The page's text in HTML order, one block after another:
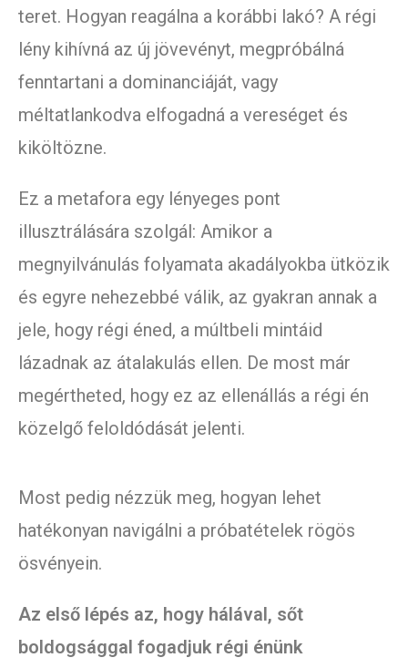
teret. Hogyan reagálna a korábbi lakó? A régi
lény kihívná az új jövevényt, megpróbálná
fenntartani a dominanciáját, vagy
méltatlankodva elfogadná a vereséget és
kiköltözne.
Ez a metafora egy lényeges pont
illusztrálására szolgál: Amikor a
megnyilvánulás folyamata akadályokba ütközik
és egyre nehezebbé válik, az gyakran annak a
jele, hogy régi éned, a múltbeli mintáid
lázadnak az átalakulás ellen. De most már
megértheted, hogy ez az ellenállás a régi én
közelgő feloldódását jelenti.
Most pedig nézzük meg, hogyan lehet
hatékonyan navigálni a próbatételek rögös
ösvényein.
Az első lépés az, hogy hálával, sőt
boldogsággal fogadjuk régi énünk